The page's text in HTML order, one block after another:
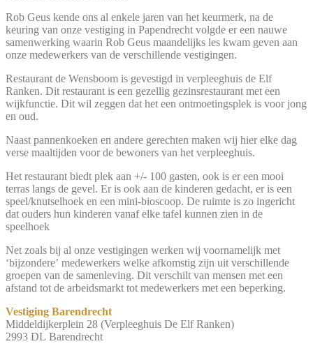
Rob Geus kende ons al enkele jaren van het keurmerk, na de
keuring van onze vestiging in Papendrecht volgde er een nauwe
samenwerking waarin Rob Geus maandelijks les kwam geven aan
onze medewerkers van de verschillende vestigingen.
Restaurant de Wensboom is gevestigd in verpleeghuis de Elf
Ranken. Dit restaurant is een gezellig gezinsrestaurant met een
wijkfunctie. Dit wil zeggen dat het een ontmoetingsplek is voor jong
en oud.
Naast pannenkoeken en andere gerechten maken wij hier elke dag
verse maaltijden voor de bewoners van het verpleeghuis.
Het restaurant biedt plek aan +/- 100 gasten, ook is er een mooi
terras langs de gevel. Er is ook aan de kinderen gedacht, er is een
speel/knutselhoek en een mini-bioscoop. De ruimte is zo ingericht
dat ouders hun kinderen vanaf elke tafel kunnen zien in de
speelhoek
Net zoals bij al onze vestigingen werken wij voornamelijk met
‘bijzondere’ medewerkers welke afkomstig zijn uit verschillende
groepen van de samenleving. Dit verschilt van mensen met een
afstand tot de arbeidsmarkt tot medewerkers met een beperking.
Vestiging Barendrecht
Middeldijkerplein 28 (Verpleeghuis De Elf Ranken)
2993 DL Barendrecht